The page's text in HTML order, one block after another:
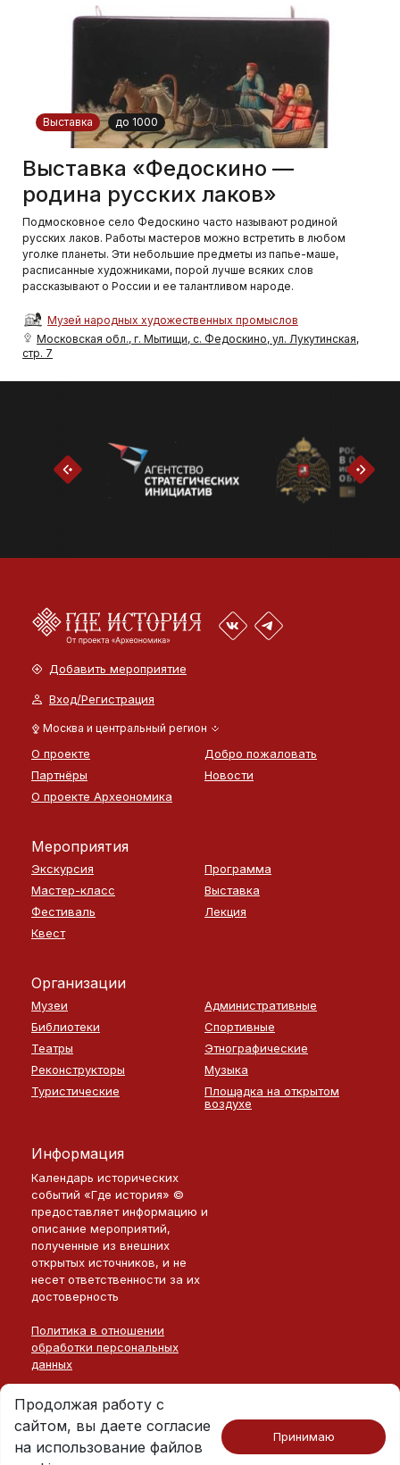
Выставка до 1000
Выставка «Федоскино —
родина русских лаков»
Подмосковное село Федоскино часто называют родиной
русских лаков. Работы мастеров можно встретить в любом
уголке планеты. Эти небольшие предметы из папье-маше,
расписанные художниками, порой лучше всяких слов
рассказывают о России и ее талантливом народе.
Музей народных художественных промыслов
Московская обл., г. Мытищи, с. Федоскино, ул. Лукутинская,
стр. 7
Добавить мероприятие
Вход/Регистрация
Москва и центральный регион
О проекте
Добро пожаловать
Партнёры
Новости
О проекте Археономика
Мероприятия
Экскурсия
Программа
Мастер-класс
Выставка
Фестиваль
Лекция
Квест
Организации
Музеи
Административные
Библиотеки
Спортивные
Театры
Этнографические
Реконструкторы
Музыка
Туристические
Площадка на открытом
воздухе
Информация
Календарь исторических
событий «Где история» ©
предоставляет информацию и
описание мероприятий,
полученные из внешних
открытых источников, и не
несет ответственности за их
достоверность
Политика в отношении
обработки персональных
данных
Продолжая работу с
сайтом, вы даете согласие
на использование файлов
Принимаю
Москва · 2026